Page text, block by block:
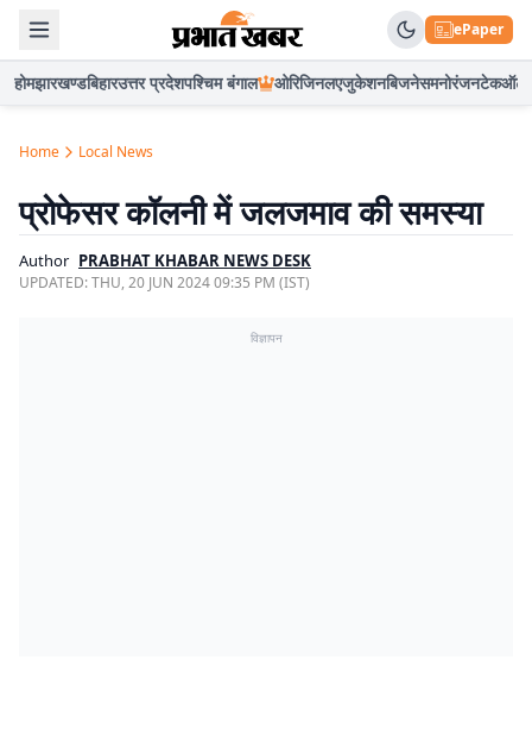
ePaper
होमझारखण्डबिहारउत्तर प्रदेशपश्चिम बंगाल ओरिजिनलएजुकेशनबिजनेसमनोरंजनटेकऑटो
Home Local News
प्रोफेसर कॉलनी में जलजमाव की समस्या
Author PRABHAT KHABAR NEWS DESK
UPDATED:THU, 20 JUN 2024 09:35 PM (IST)
विज्ञापन